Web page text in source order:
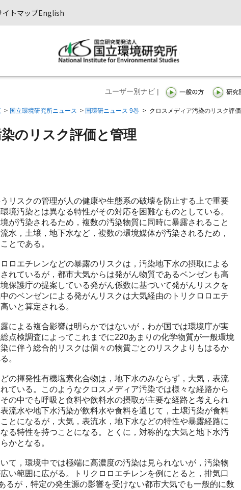
イトマップEnglish
ユーザー別ナビ |
> 国立環境研究所ニュース > 国環研ニュース 9巻 > クロスメディア汚染のリスク評価
のリスク評価と管理
リスクの管理が人の健康や生態系の破壊を防止する上で重要
境汚染とは異なる特性がその対応を困難なものとしている。
が汚染されるため，複数の汚染物質に同時に暴露されること
水，土壌，地下水など，複数の環境媒体が汚染されるため，
とである。
ロエチレンなどの暴露のリスクは，汚染地下水の摂取による
れているが，都市大気からは発がん物質であるベンゼンも高
保護庁の提案している発がん係数に基づいて発がんリスクを
のベンゼンによる発がんリスクは大気経由のトリクロロエチ
いと算定される。
による複合影響は明らかではないが，わが国では環境庁が実
点検調査によってこれまでに220あまりの化学物質が一般環境
に伴う総合的リスクは個々の物質ごとのリスクよりもはるか
。
の揮発性有機塩素化合物は，地下水のみならず，大気，表流
ている。このようなクロスメディア汚染では様々な経路から
の中でも呼吸と食料や飲料水の摂取が主要な経路と考えられ
流水や地下水汚染が飲料水や食料を通じて，土壌汚染が食料
とになるが，大気，表流水，地下水などの特性や暴露経路に
る特性を持つことになる。とくに，対称的な大気と地下水汚
かとなる。
て，環境中では極端に高濃度の汚染は見られないが，汚染物
い範囲に広がる。トリクロロエチレンを例にとると，排気口
るが，特定の発生源の影響を受けない都市大気でも一般的に数